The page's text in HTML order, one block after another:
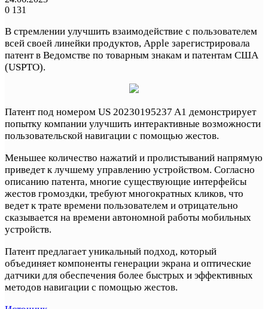
0 131
В стремлении улучшить взаимодействие с пользователем
всей своей линейки продуктов, Apple зарегистрировала
патент в Ведомстве по товарным знакам и патентам США
(USPTO).
Патент под номером US 20230195237 A1 демонстрирует
попытку компании улучшить интерактивные возможности
пользовательской навигации с помощью жестов.
Меньшее количество нажатий и пролистываний напрямую
приведет к лучшему управлению устройством. Согласно
описанию патента, многие существующие интерфейсы
жестов громоздки, требуют многократных кликов, что
ведет к трате времени пользователем и отрицательно
сказывается на времени автономной работы мобильных
устройств.
Патент предлагает уникальный подход, который
объединяет компоненты генерации экрана и оптические
датчики для обеспечения более быстрых и эффективных
методов навигации с помощью жестов.